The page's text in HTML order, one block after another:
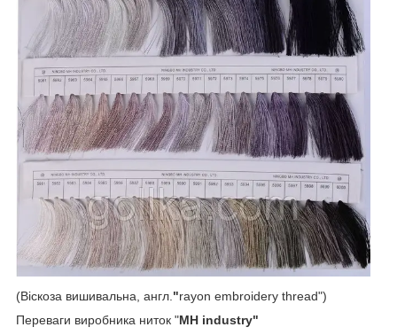
(Віскоза вишивальна, англ. "rayon embroidery thread")
Переваги виробника ниток "MH industry"